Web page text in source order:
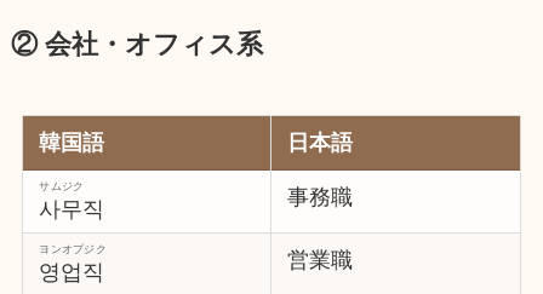
② 会社・オフィス系
韓国語 日本語
사무직
サムジク 事務職
영업직
ヨンオプジク 営業職